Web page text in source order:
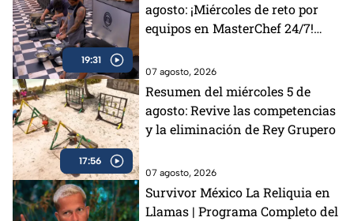
19:31
agosto: ¡Miércoles de reto por
equipos en MasterChef 24/7!
desafíos del día
07 agosto, 2026
17:56
Resumen del miércoles 5 de
agosto: Revive las competencias
y la eliminación de Rey Grupero
07 agosto, 2026
Survivor México La Reliquia en
Llamas | Programa Completo del